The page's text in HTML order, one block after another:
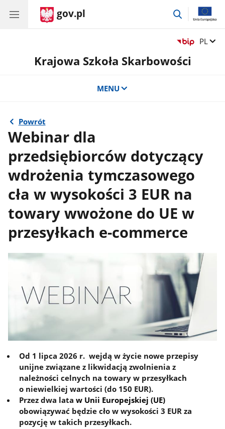
gov.pl
przejdź
Zmień
PL
Krajowa Szkoła Skarbowości
MENU
Powrót
Webinar dla
przedsiębiorców dotyczący
wdrożenia tymczasowego
cła w wysokości 3 EUR na
towary wwożone do UE w
przesyłkach e-commerce
Od 1 lipca 2026 r. wejdą w życie nowe przepisy
unijne związane z likwidacją zwolnienia z
należności celnych na towary w przesyłkach
o niewielkiej wartości (do 150 EUR).
Przez dwa lataw Unii Europejskiej (UE)
obowiązywać będzie cło w wysokości 3 EUR za
pozycję w takich przesyłkach.